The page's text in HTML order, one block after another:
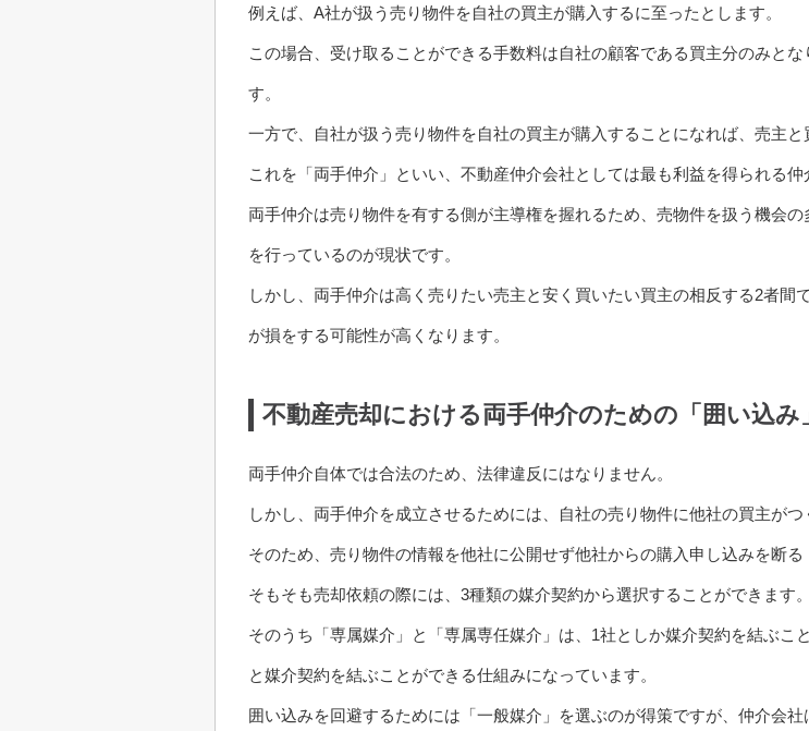
例えば、A社が扱う売り物件を自社の買主が購入するに至ったとします。
この場合、受け取ることができる手数料は自社の顧客である買主分のみと
す。
一方で、自社が扱う売り物件を自社の買主が購入することになれば、売主
これを「両手仲介」といい、不動産仲介会社としては最も利益を得られる仲
両手仲介は売り物件を有する側が主導権を握れるため、売物件を扱う機会
を行っているのが現状です。
しかし、両手仲介は高く売りたい売主と安く買いたい買主の相反する2者
が損をする可能性が高くなります。
不動産売却における両手仲介のための「囲い込み
両手仲介自体では合法のため、法律違反にはなりません。
しかし、両手仲介を成立させるためには、自社の売り物件に他社の買主がつ
そのため、売り物件の情報を他社に公開せず他社からの購入申し込みを断
そもそも売却依頼の際には、3種類の媒介契約から選択することができます。
そのうち「専属媒介」と「専属専任媒介」は、1社としか媒介契約を結ぶこ
と媒介契約を結ぶことができる仕組みになっています。
囲い込みを回避するためには「一般媒介」を選ぶのが得策ですが、仲介会